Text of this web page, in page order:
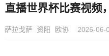
直播世界杯比赛视频
萨拉戈萨 资阳 欧协 2026-06-